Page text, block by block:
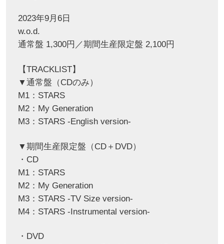
2023年9月6日
w.o.d.
通常盤 1,300円／期間生産限定盤 2,100円
【TRACKLIST】
▼通常盤（CDのみ）
M1：STARS
M2：My Generation
M3：STARS -English version-
▼期間生産限定盤（CD＋DVD）
・CD
M1：STARS
M2：My Generation
M3：STARS -TV Size version-
M4：STARS -Instrumental version-
・DVD